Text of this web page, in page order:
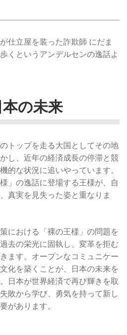
仕立屋を装った詐欺師 にだま
くというアンデルセンの逸話よ
の未来
トップを走る大国としてその地
し、近年の経済成長の停滞と競
的な状況に追いやっています。
」の逸話に登場する王様が、自
真実を見失った姿と重なりま
における「裸の王様」の問題を
去の栄光に固執し、変革を拒む
ます。オープンなコミュニケー
化を築くことが、日本の未来を
日本が世界経済で再び輝きを取
敗から学び、勇気を持って新し
があります。